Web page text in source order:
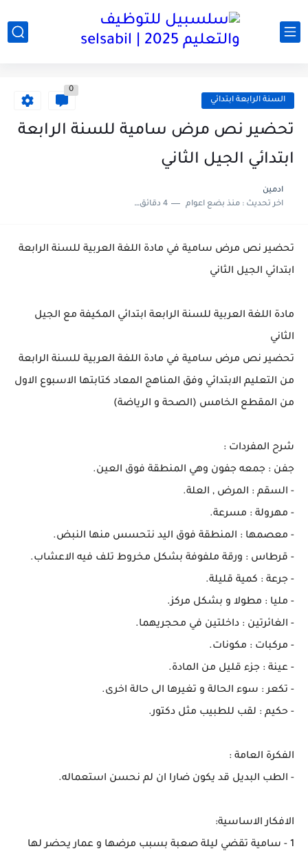
السنة الرابعة ابتدائي
0
تحضير نص مرض سامية للسنة الرابعة
ابتدائي الجيل الثاني
ادمين
اخر تحديث :منذ بضع اعوام 4 دقائق للقراءة
تحضير نص مرض سامية في مادة اللغة العربية للسنة الرابعة
ابتدائي الجيل الثاني
مادة اللغة العربية للسنة الرابعة ابتدائي المكيفة مع الجيل
الثاني
تحضير نص مرض سامية في مادة اللغة العربية للسنة الرابعة
من التعليم الابتدائي وفق المناهج المعاد كتابتها الاسبوع الاول
من المقطع الخامس (الصحة و الرياضة)
شرح المفردات :
جفن : جمعه جفون وهي المنطقة فوق العين.
- السقم : المرض , العلة.
- مهرولة : مسرعة.
- معصمها : المنطقة فوق اليد نتحسس منها النبض.
- قرطاس : ورقة ملفوفة بشكل مخروط تلف فيه الاعشاب.
- جرعة : كمية قليلة.
- مليا : مطولا و بشكل مركز.
- الغائرتين : داخلتين في محجريهما.
- مركبات : مكونات.
- عينة : جزء قليل من المادة.
- تكعر : سوء الحالة و تغيرها الى حالة اخرى.
- حكيم : لقب للطبيب مثل دكتور.
الفكرة العامة :
- الطب البديل قد يكون ضارا ان لم نحسن استعماله.
الافكار الاساسية:
1 - سامية تقضي ليلة صعبة بسبب مرضها و عمار يحضر لها